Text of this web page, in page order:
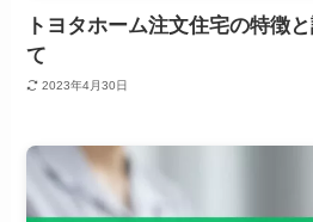
トヨタホーム注文住宅の特徴
て
2023年4月30日